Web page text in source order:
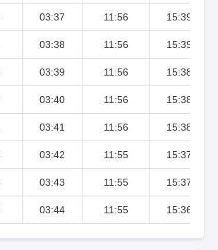
03:37 11:56 15:39
03:38 11:56 15:39
03:39 11:56 15:38
03:40 11:56 15:38
03:41 11:56 15:38
03:42 11:55 15:37
03:43 11:55 15:37
03:44 11:55 15:36